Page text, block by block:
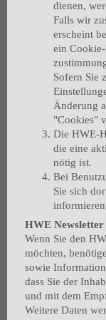
dienen,
Falls wir
erscheint
ein
Sofern Sie
Änderung
"Cookies"
Die HWE-
die eine
nötig ist.
Bei
Sie sich
HWE Newsletter
Wenn Sie den
möchten,
sowie
dass Sie der
und mit dem
Weitere Daten